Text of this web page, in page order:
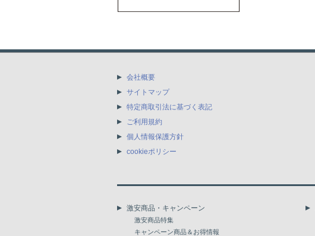
会社概要
サイトマップ
特定商取引法に基づく表記
ご利用規約
個人情報保護方針
cookieポリシー
激安商品・キャンペーン
激安商品特集
キャンペーン商品＆お得情報